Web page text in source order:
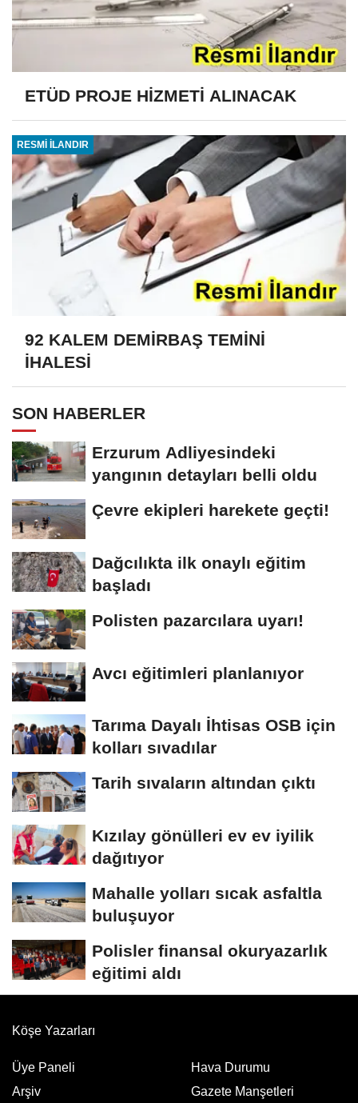
ETÜD PROJE HİZMETİ ALINACAK
RESMİ İLANDIR
92 KALEM DEMİRBAŞ TEMİNİ
İHALESİ
SON HABERLER
Erzurum Adliyesindeki
yangının detayları belli oldu
Çevre ekipleri harekete geçti!
Dağcılıkta ilk onaylı eğitim
başladı
Polisten pazarcılara uyarı!
Avcı eğitimleri planlanıyor
Tarıma Dayalı İhtisas OSB için
kolları sıvadılar
Tarih sıvaların altından çıktı
Kızılay gönülleri ev ev iyilik
dağıtıyor
Mahalle yolları sıcak asfaltla
buluşuyor
Polisler finansal okuryazarlık
eğitimi aldı
Köşe Yazarları
Üye Paneli
Arşiv
Hava Durumu
Gazete Manşetleri